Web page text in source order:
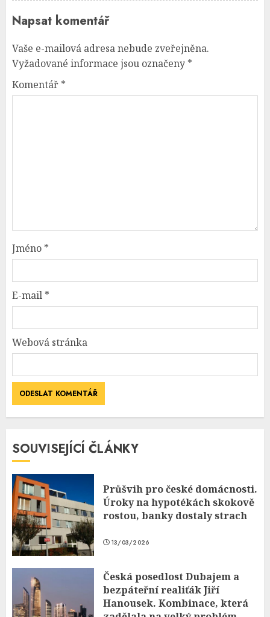
Napsat komentář
Vaše e-mailová adresa nebude zveřejněna.
Vyžadované informace jsou označeny *
Komentář *
Jméno *
E-mail *
Webová stránka
SOUVISEJÍCÍ ČLÁNKY
Průšvih pro české domácnosti.
Úroky na hypotékách skokově
rostou, banky dostaly strach
13/03/2026
Česká posedlost Dubajem a
bezpáteřní realiťák Jiří
Hanousek. Kombinace, která